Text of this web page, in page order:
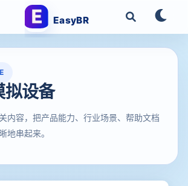
EasyBR
拟设备
内容，把产品能力、行业场景、帮助文档
地串起来。